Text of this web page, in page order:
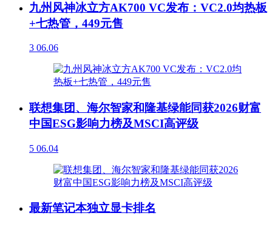
九州风神冰立方AK700 VC发布：VC2.0均热板
+七热管，449元售
3 06.06
联想集团、海尔智家和隆基绿能同获2026财富
中国ESG影响力榜及MSCI高评级
5 06.04
最新笔记本独立显卡排名